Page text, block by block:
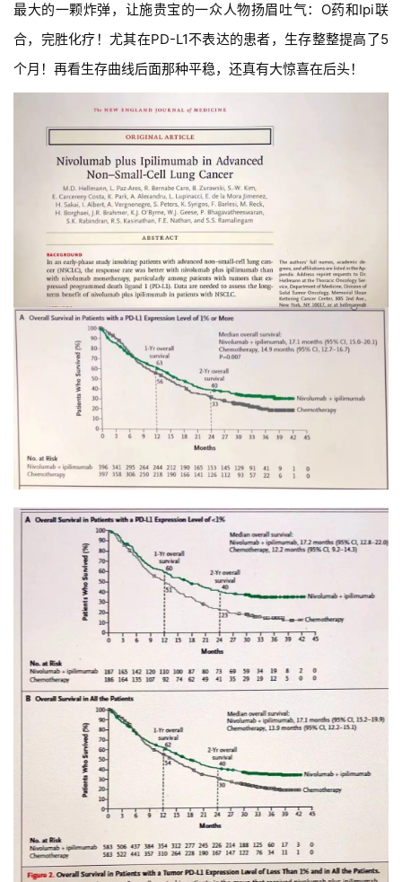
最大的一颗炸弹，让施贵宝的一众人物扬眉吐气：O药和Ipi联
合，完胜化疗！尤其在PD-L1不表达的患者，生存整整提高了5
个月！再看生存曲线后面那种平稳，还真有大惊喜在后头！